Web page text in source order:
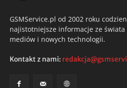
GSMService.pl od 2002 roku
najistotniejsze informacje ze
mediów i nowych technologii.
Kontakt z nami: